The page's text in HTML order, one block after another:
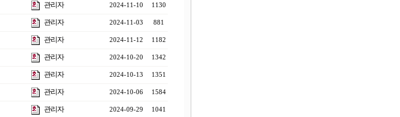
관리자 2024-11-10 1130
관리자 2024-11-03 881
관리자 2024-11-12 1182
관리자 2024-10-20 1342
관리자 2024-10-13 1351
관리자 2024-10-06 1584
관리자 2024-09-29 1041